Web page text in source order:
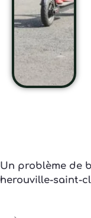
Un problème de
herouville-saint-